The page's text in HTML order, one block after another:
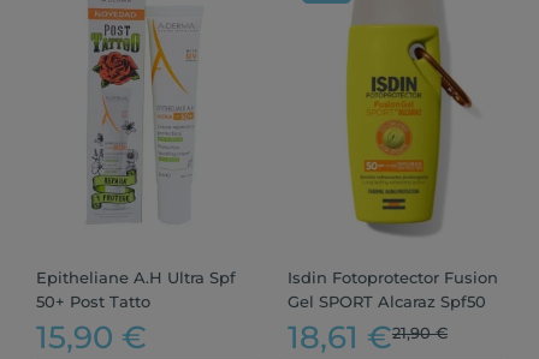
Epitheliane A.H Ultra Spf
50+ Post Tatto
15,90 €
Isdin Fotoprotector Fusion
Gel SPORT Alcaraz Spf50
18,61 €21,90 €